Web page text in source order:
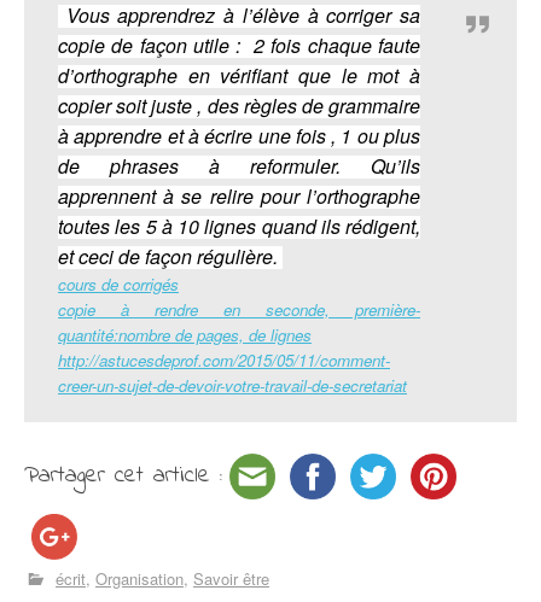
Vous apprendrez à l’élève à corriger sa
copie de façon utile : 2 fois chaque faute
d’orthographe en vérifiant que le mot à
copier soit juste , des règles de grammaire
à apprendre et à écrire une fois , 1 ou plus
de phrases à reformuler. Qu’ils
apprennent à se relire pour l’orthographe
toutes les 5 à 10 lignes quand ils rédigent,
et ceci de façon régulière.
cours de corrigés
copie à rendre en seconde, première-
quantité:nombre de pages, de lignes
http://astucesdeprof.com/2015/05/11/comment-
creer-un-sujet-de-devoir-votre-travail-de-secretariat
Partager cet article :
écrit Organisation Savoir être